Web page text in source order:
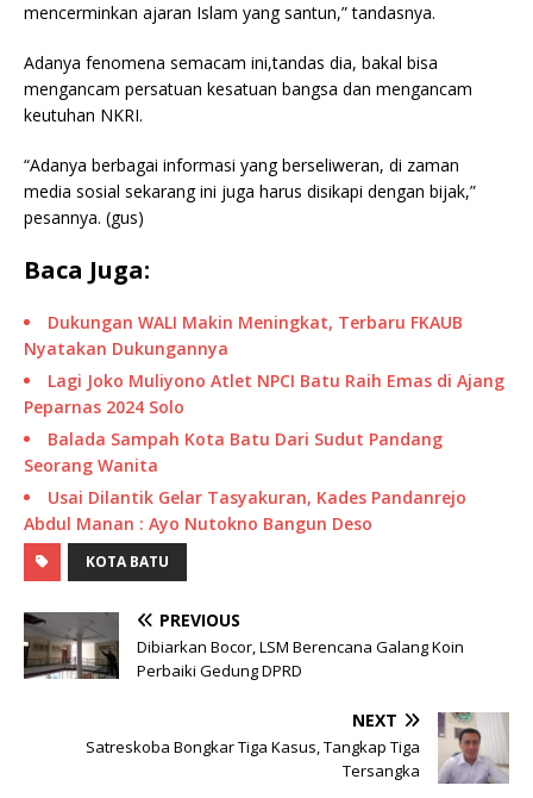
mencerminkan ajaran Islam yang santun,” tandasnya.
Adanya fenomena semacam ini,tandas dia, bakal bisa
mengancam persatuan kesatuan bangsa dan mengancam
keutuhan NKRI.
“Adanya berbagai informasi yang berseliweran, di zaman
media sosial sekarang ini juga harus disikapi dengan bijak,”
pesannya. (gus)
Baca Juga:
Dukungan WALI Makin Meningkat, Terbaru FKAUB
Nyatakan Dukungannya
Lagi Joko Muliyono Atlet NPCI Batu Raih Emas di Ajang
Peparnas 2024 Solo
Balada Sampah Kota Batu Dari Sudut Pandang
Seorang Wanita
Usai Dilantik Gelar Tasyakuran, Kades Pandanrejo
Abdul Manan : Ayo Nutokno Bangun Deso
KOTA BATU
PREVIOUS
Dibiarkan Bocor, LSM Berencana Galang Koin
Perbaiki Gedung DPRD
NEXT
Satreskoba Bongkar Tiga Kasus, Tangkap Tiga
Tersangka